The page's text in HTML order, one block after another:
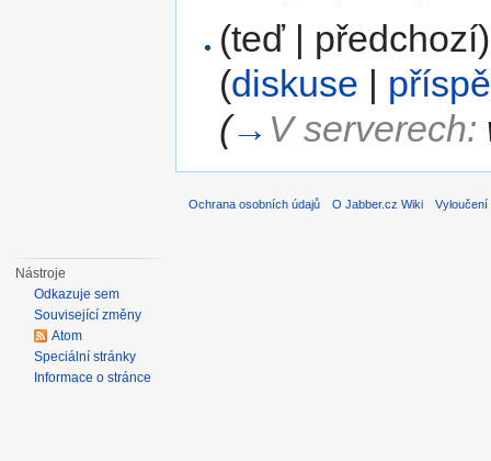
(teď | předchozí)
(diskuse |
(→ V serverech:
Nástroje
Odkazuje sem
Související změny
Atom
Speciální stránky
Informace o stránce
Ochrana osobních údajů O Jabber.cz Wiki Vyloučení